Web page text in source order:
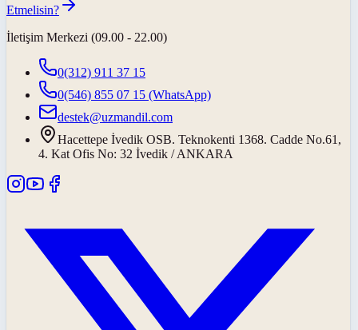
Etmelisin?
İletişim Merkezi (09.00 - 22.00)
0(312) 911 37 15
0(546) 855 07 15 (WhatsApp)
destek@uzmandil.com
Hacettepe İvedik OSB. Teknokenti 1368. Cadde No.61,
4. Kat Ofis No: 32 İvedik / ANKARA